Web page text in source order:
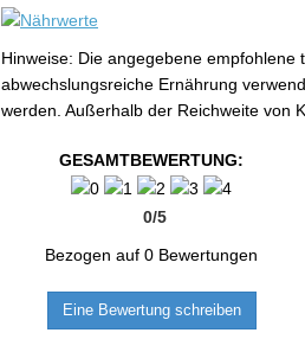
Hinweise: Die angegebene
abwechslungsreiche Ernährung
werden. Außerhalb der Reichweite von
GESAMTBEWERTUNG:
0/5
Bezogen auf0 Bewertungen
Eine Bewertung schreiben